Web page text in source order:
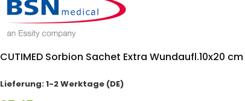
CUTIMED Sorbion Sachet Extra Wundaufl.10x20
Lieferung: 1-2 Werktage (DE)